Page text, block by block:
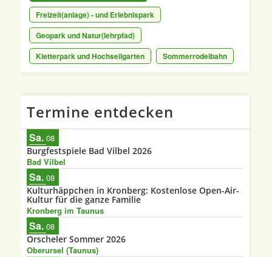
Freizeit(anlage) - und Erlebnispark
Geopark und Natur(lehrpfad)
Kletterpark und Hochseilgarten
Sommerrodelbahn
Termine entdecken
Sa. 08
Burgfestspiele Bad Vilbel 2026
Bad Vilbel
Sa. 08
Kulturhäppchen in Kronberg: Kostenlose Open-Air-
Kultur für die ganze Familie
Kronberg im Taunus
Sa. 08
Orscheler Sommer 2026
Oberursel (Taunus)